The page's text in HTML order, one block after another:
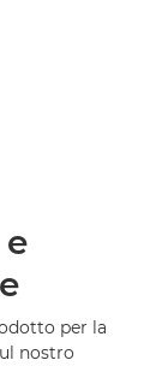
per la
nostro